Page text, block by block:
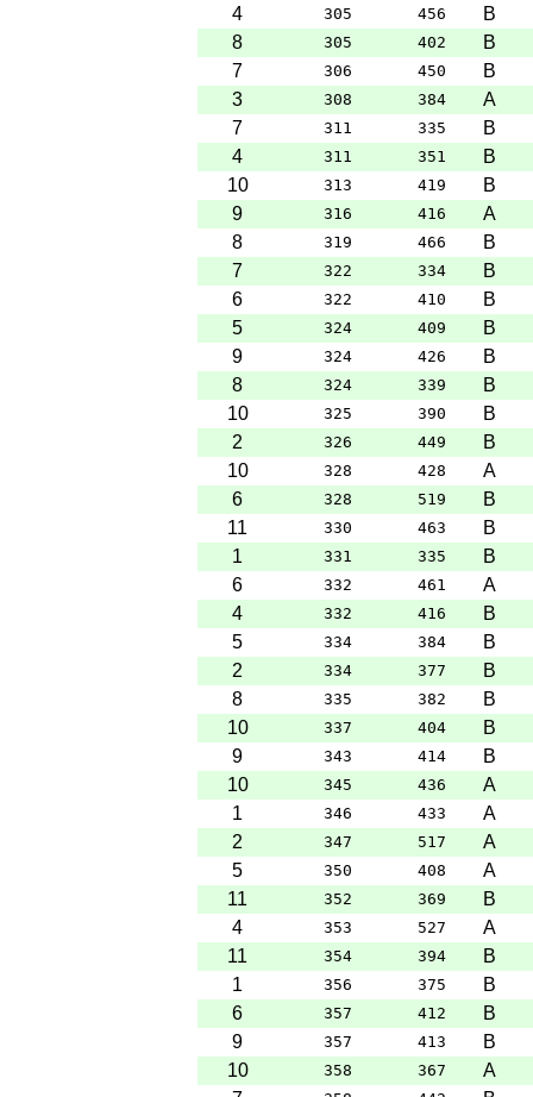
4
305 456
B
8
305 402
B
7
306 450
B
3
308 384
A
7
311 335
B
4
311 351
B
10
313 419
B
9
316 416
A
8
319 466
B
7
322 334
B
6
322 410
B
5
324 409
B
9
324 426
B
8
324 339
B
10
325 390
B
2
326 449
B
10
328 428
A
6
328 519
B
11
330 463
B
1
331 335
B
6
332 461
A
4
332 416
B
5
334 384
B
2
334 377
B
8
335 382
B
10
337 404
B
9
343 414
B
10
345 436
A
1
346 433
A
2
347 517
A
5
350 408
A
11
352 369
B
4
353 527
A
11
354 394
B
1
356 375
B
6
357 412
B
9
357 413
B
10
358 367
A